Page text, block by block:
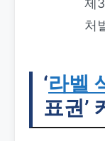
제
처
‘라벨
표권’